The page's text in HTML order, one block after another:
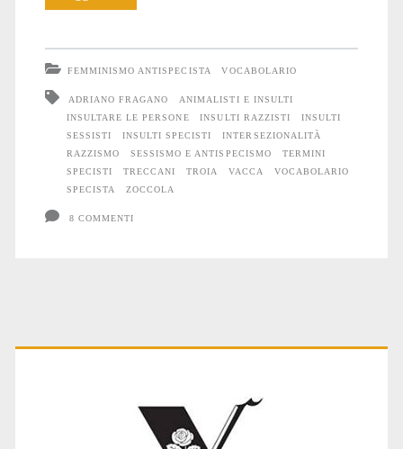
FEMMINISMO ANTISPECISTA VOCABOLARIO
ADRIANO FRAGANO
ANIMALISTI E INSULTI
INSULTARE LE PERSONE
INSULTI RAZZISTI
INSULTI
SESSISTI
INSULTI SPECISTI
INTERSEZIONALITÀ
RAZZISMO
SESSISMO E ANTISPECISMO
TERMINI
SPECISTI
TRECCANI TROIA VACCA
VOCABOLARIO
SPECISTA
ZOCCOLA
8 COMMENTI
Primary